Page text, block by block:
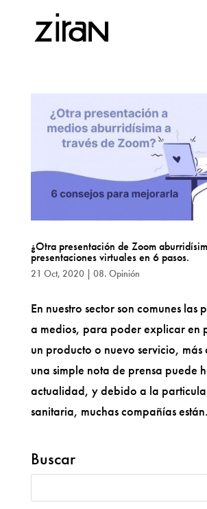
¿Otra presentación de Zoom
presentaciones virtuales en 6 pasos.
21 Oct, 2020| 08. Opinión
En nuestro sector son comunes las
a medios, para poder explicar en
un producto o nuevo servicio,
una simple nota de prensa puede
actualidad, y debido a la
sanitaria, muchas compañías
Buscar